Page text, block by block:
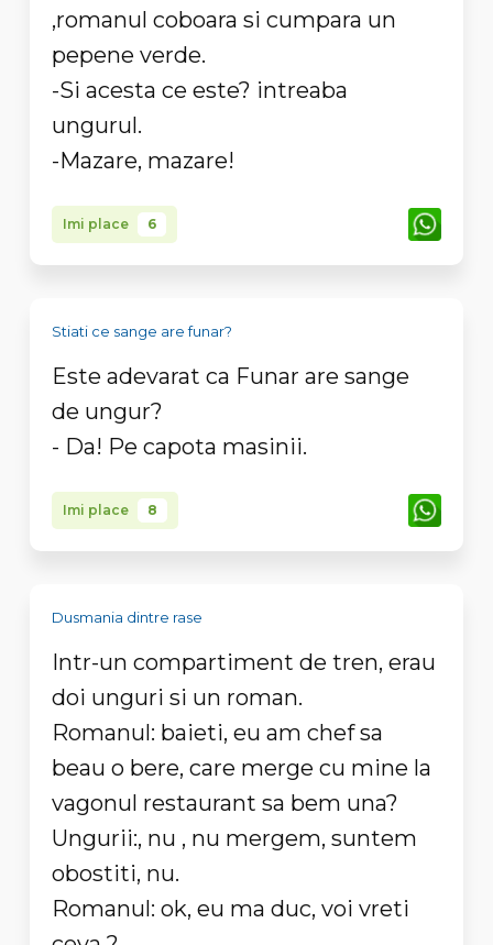
,romanul coboara si cumpara un
pepene verde.
-Si acesta ce este? intreaba
ungurul.
-Mazare, mazare!
Imi place 6
Stiati ce sange are funar?
Este adevarat ca Funar are sange
de ungur?
- Da! Pe capota masinii.
Imi place 8
Dusmania dintre rase
Intr-un compartiment de tren, erau
doi unguri si un roman.
Romanul: baieti, eu am chef sa
beau o bere, care merge cu mine la
vagonul restaurant sa bem una?
Ungurii:, nu , nu mergem, suntem
obostiti, nu.
Romanul: ok, eu ma duc, voi vreti